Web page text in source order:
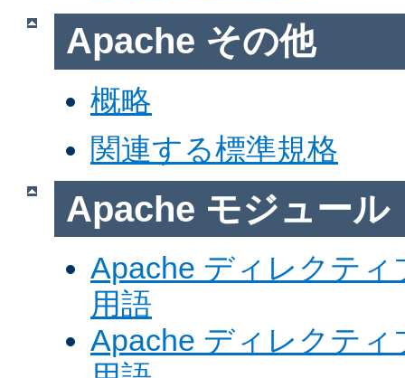
Apache その他
概略
関連する標準規格
Apache モジュール
Apache ディレクテ
用語
Apache ディレクテ